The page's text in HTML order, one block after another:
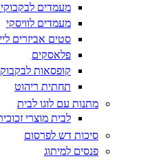
מעמדים לבקבוקי יין
מעמדים לוויסקי
סטים אביזרים ליין
פלאסקים
קופסאות
תחתית ריהוט
מתנות עם לוגו לבית
לבית מוצרי זכוכית
סיכות דש לפרסום
פנסים למיתוג